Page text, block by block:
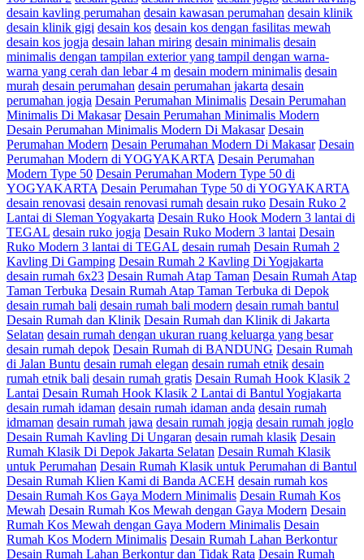
desain kavling perumahan desain kawasan perumahan desain klinik
desain klinik gigi desain kos desain kos dengan fasilitas mewah
desain kos jogja desain lahan miring desain minimalis desain
minimalis dengan tampilan exterior yang tampil dengan warna-
warna yang cerah dan lebar 4 m desain modern minimalis desain
murah desain perumahan desain perumahan jakarta desain
perumahan jogja Desain Perumahan Minimalis Desain Perumahan
Minimalis Di Makasar Desain Perumahan Minimalis Modern
Desain Perumahan Minimalis Modern Di Makasar Desain
Perumahan Modern Desain Perumahan Modern Di Makasar Desain
Perumahan Modern di YOGYAKARTA Desain Perumahan
Modern Type 50 Desain Perumahan Modern Type 50 di
YOGYAKARTA Desain Perumahan Type 50 di YOGYAKARTA
desain renovasi desain renovasi rumah desain ruko Desain Ruko 2
Lantai di Sleman Yogyakarta Desain Ruko Hook Modern 3 lantai di
TEGAL desain ruko jogja Desain Ruko Modern 3 lantai Desain
Ruko Modern 3 lantai di TEGAL desain rumah Desain Rumah 2
Kavling Di Gamping Desain Rumah 2 Kavling Di Yogjakarta
desain rumah 6x23 Desain Rumah Atap Taman Desain Rumah Atap
Taman Terbuka Desain Rumah Atap Taman Terbuka di Depok
desain rumah bali desain rumah bali modern desain rumah bantul
Desain Rumah dan Klinik Desain Rumah dan Klinik di Jakarta
Selatan desain rumah dengan ukuran ruang keluarga yang besar
desain rumah depok Desain Rumah di BANDUNG Desain Rumah
di Jalan Buntu desain rumah elegan desain rumah etnik desain
rumah etnik bali desain rumah gratis Desain Rumah Hook Klasik 2
Lantai Desain Rumah Hook Klasik 2 Lantai di Bantul Yogjakarta
desain rumah idaman desain rumah idaman anda desain rumah
idmaman desain rumah jawa desain rumah jogja desain rumah joglo
Desain Rumah Kavling Di Ungaran desain rumah klasik Desain
Rumah Klasik Di Depok Jakarta Selatan Desain Rumah Klasik
untuk Perumahan Desain Rumah Klasik untuk Perumahan di Bantul
Desain Rumah Klien Kami di Banda ACEH desain rumah kos
Desain Rumah Kos Gaya Modern Minimalis Desain Rumah Kos
Mewah Desain Rumah Kos Mewah dengan Gaya Modern Desain
Rumah Kos Mewah dengan Gaya Modern Minimalis Desain
Rumah Kos Modern Minimalis Desain Rumah Lahan Berkontur
Desain Rumah Lahan Berkontur dan Tidak Rata Desain Rumah